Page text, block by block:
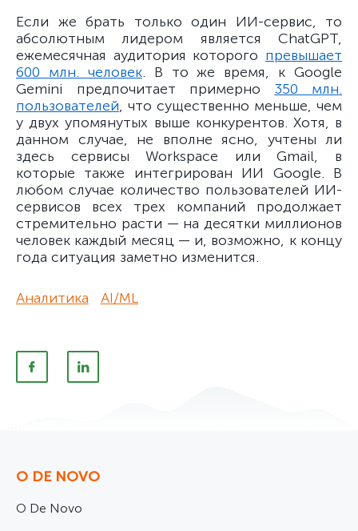
Если же брать только один ИИ-сервис, то
абсолютным лидером является ChatGPT,
ежемесячная аудитория которого превышает
600 млн. человек. В то же время, к Google
Gemini предпочитает примерно 350 млн.
пользователей, что существенно меньше, чем
у двух упомянутых выше конкурентов. Хотя, в
данном случае, не вполне ясно, учтены ли
здесь сервисы Workspace или Gmail, в
которые также интегрирован ИИ Google. В
любом случае количество пользователей ИИ-
сервисов всех трех компаний продолжает
стремительно расти — на десятки миллионов
человек каждый месяц — и, возможно, к концу
года ситуация заметно изменится.
Аналитика AI/ML
О DE NOVO
О De Novo